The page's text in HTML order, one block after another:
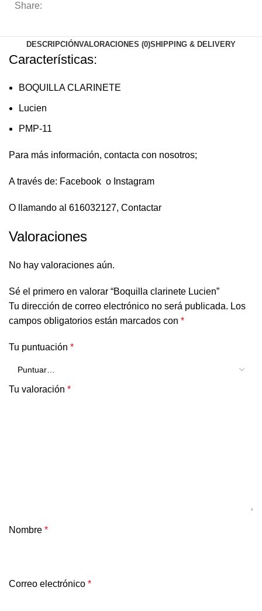
Share:
DESCRIPCIÓNVALORACIONES (0)SHIPPING & DELIVERY
Características:
BOQUILLA CLARINETE
Lucien
PMP-11
Para más información, contacta con nosotros;
A través de: Facebook o Instagram
O llamando al 616032127,Contactar
Valoraciones
No hay valoraciones aún.
Sé el primero en valorar “Boquilla clarinete Lucien”
Tu dirección de correo electrónico no será publicada. Los
campos obligatorios están marcados con*
Tu puntuación*
Tu valoración*
Nombre*
Correo electrónico*